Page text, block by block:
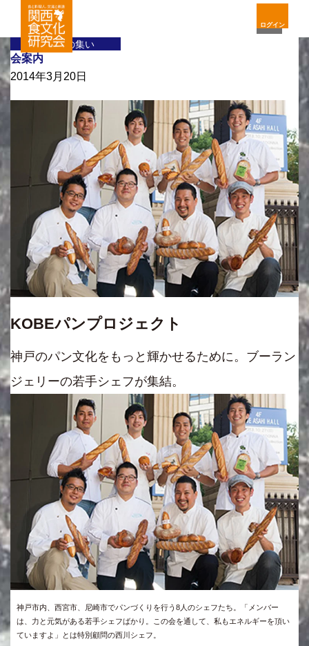
ログイン
料理人の集い
会案内
2014年3月20日
KOBEパンプロジェクト
神戸のパン文化をもっと輝かせるために。ブーラン
ジェリーの若手シェフが集結。
神戸市内、西宮市、尼崎市でパンづくりを行う8人のシェフたち。「メンバー
は、力と元気がある若手シェフばかり。この会を通して、私もエネルギーを頂い
ていますよ」とは特別顧問の西川シェフ。